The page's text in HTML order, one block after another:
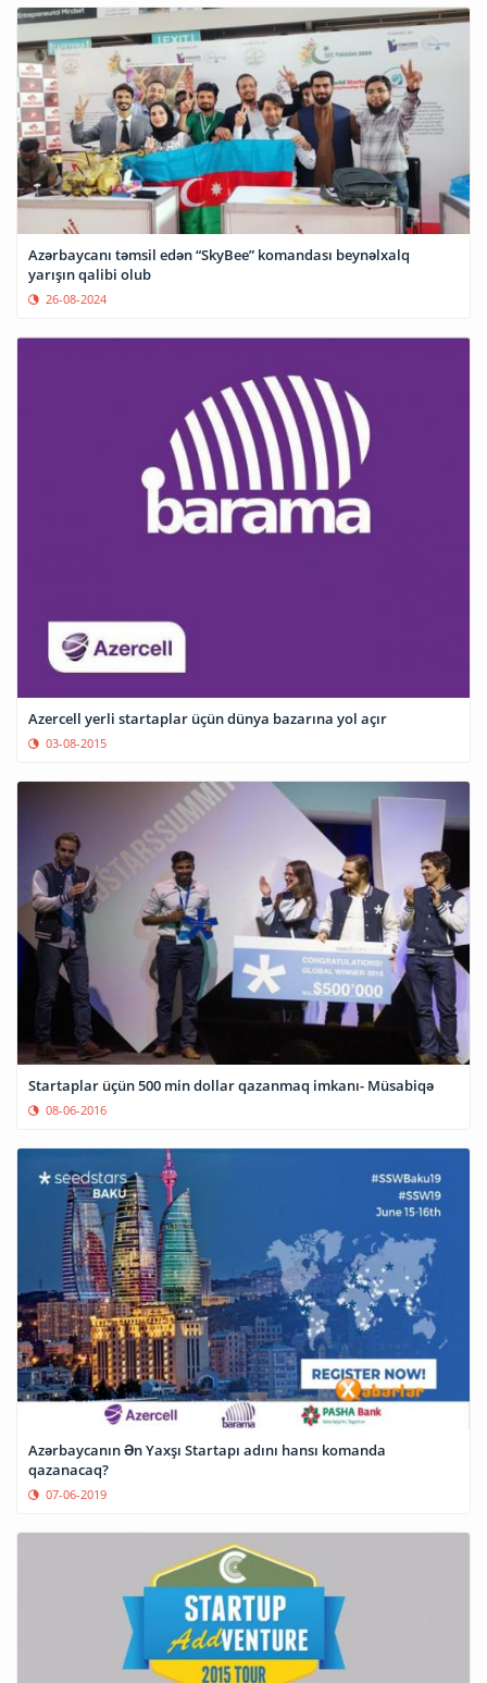
Azərbaycanı təmsil edən “SkyBee” komandası beynəlxalq
yarışın qalibi olub
26-08-2024
Azercell yerli startaplar üçün dünya bazarına yol açır
03-08-2015
Startaplar üçün 500 min dollar qazanmaq imkanı- Müsabiqə
08-06-2016
Azərbaycanın Ən Yaxşı Startapı adını hansı komanda
qazanacaq?
07-06-2019